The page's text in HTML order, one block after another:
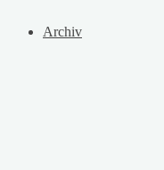
Archiv